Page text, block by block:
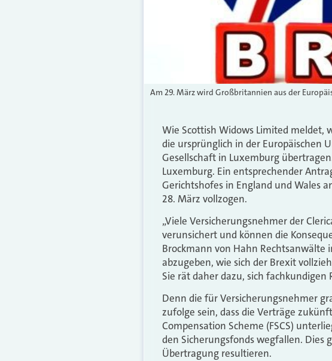
Am 29. März wird Großbritannien aus der
Wie Scottish Widows Limited meldet,
die ursprünglich in der Europäischen
Gesellschaft in Luxemburg
Luxemburg. Ein entsprechender
Gerichtshofes in England und Wales
28. März vollzogen.
„Viele Versicherungsnehmer der
verunsichert und können die
Brockmann von Hahn Rechtsanwälte
abzugeben, wie sich der Brexit
Sie rät daher dazu, sich
Denn die für Versicherungsnehmer
zufolge sein, dass die Verträge
Compensation Scheme (FSCS)
den Sicherungsfonds wegfallen. Dies
Übertragung resultieren.